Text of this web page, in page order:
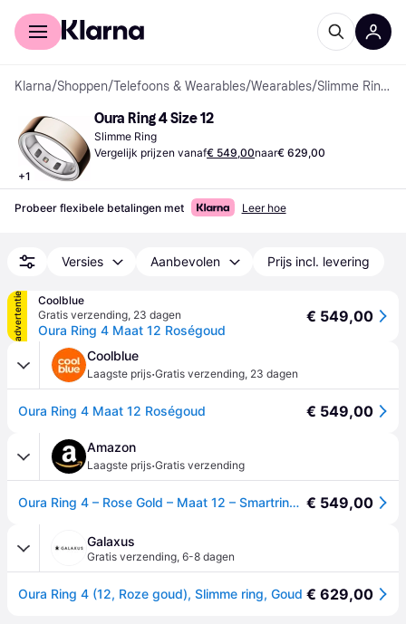
Voor shoppers
Klarna/Shoppen/Telefoons & Wearables/Wearables/ Slimme Ringen
+1
Oura Ring 4 Size 12
Slimme Ring
Vergelijk prijzen vanaf€ 549,00naar€ 629,00
Probeer flexibele betalingen met Leer hoe
Versies Aanbevolen Prijs incl. levering
advertentie
Coolblue
Gratis verzending, 23 dagen
Oura Ring 4 Maat 12 Roségoud
€ 549,00
Coolblue
Laagste prijs·Gratis verzending, 23 dagen
Oura Ring 4 Maat 12 Roségoud € 549,00
Amazon
Laagste prijs·Gratis verzending
Oura Ring 4 – Rose Gold – Maat 12 – Smartring | Controleer eerst je maat met de Oura Ring 4-maatset | Wearable die je slaap, hartslag en conditie bijhoudt – Batterij gaat tot wel 8 dagen mee € 549,00
Galaxus
Gratis verzending, 6-8 dagen
Oura Ring 4 (12, Roze goud), Slimme ring, Goud € 629,00